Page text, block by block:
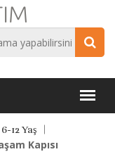
6-12 Yaş
Kapısı